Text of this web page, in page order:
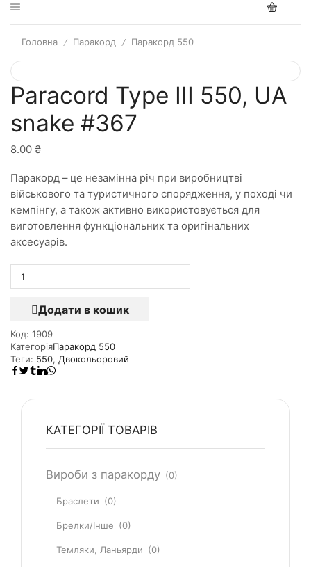
Головна / Паракорд / Паракорд 550
Paracord Type III 550, UA
snake #367
8.00 ₴
Паракорд – це незамінна річ при виробництві
військового та туристичного спорядження, у поході чи
кемпінгу, а також активно використовується для
виготовлення функціональних та оригінальних
аксесуарів.
Додати в кошик
Код: 1909
КатегоріяПаракорд 550
Теги: 550, Двокольоровий
КАТЕГОРІЇ ТОВАРІВ
Вироби з паракорду (0)
Браслети (0)
Брелки/Інше (0)
Темляки, Ланьярди (0)